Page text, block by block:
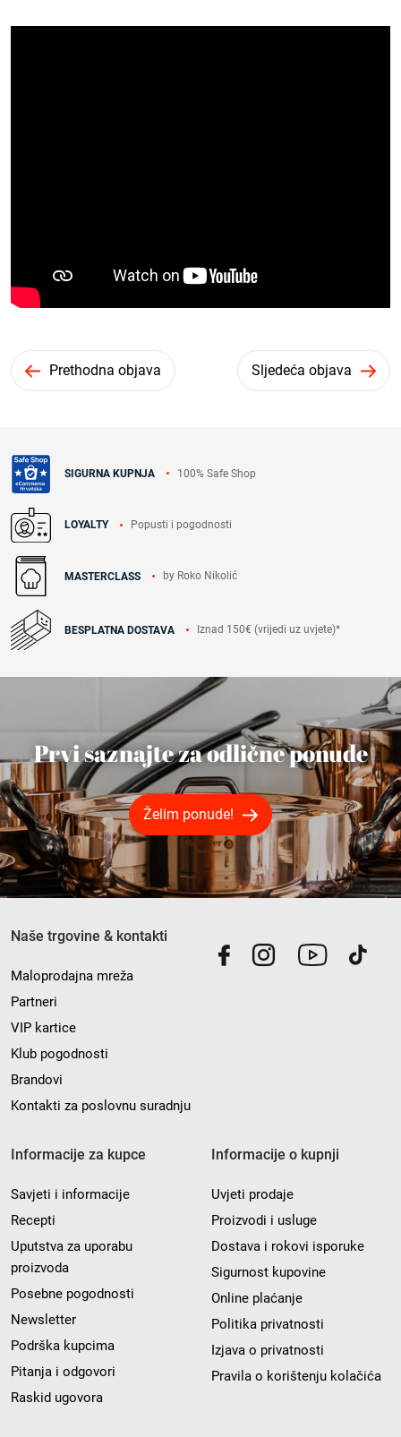
Prethodna objava Sljedeća objava
SIGURNA KUPNJA 100% Safe Shop
LOYALTY Popusti i pogodnosti
MASTERCLASS by Roko Nikolić
BESPLATNA DOSTAVA Iznad 150€ (vrijedi uz uvjete)*
Prvi saznajte za odlične ponude
Želim ponude!
Naše trgovine & kontakti
Maloprodajna mreža
Partneri
VIP kartice
Klub pogodnosti
Brandovi
Kontakti za poslovnu suradnju
Informacije za kupce
Savjeti i informacije
Recepti
Uputstva za uporabu
proizvoda
Posebne pogodnosti
Newsletter
Podrška kupcima
Pitanja i odgovori
Raskid ugovora
Informacije o kupnji
Uvjeti prodaje
Proizvodi i usluge
Dostava i rokovi isporuke
Sigurnost kupovine
Online plaćanje
Politika privatnosti
Izjava o privatnosti
Pravila o korištenju kolačića